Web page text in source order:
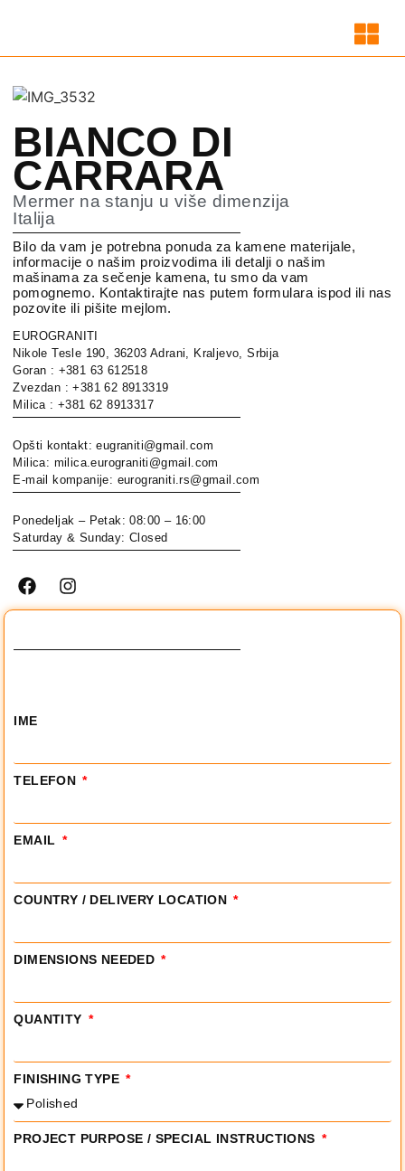
BIANCO DI
CARRARA
Mermer na stanju u više dimenzija
Italija
Bilo da vam je potrebna ponuda za kamene materijale,
informacije o našim proizvodima ili detalji o našim
mašinama za sečenje kamena, tu smo da vam
pomognemo. Kontaktirajte nas putem formulara ispod ili nas
pozovite ili pišite mejlom.
EUROGRANITI
Nikole Tesle 190, 36203 Adrani, Kraljevo, Srbija
Goran : +381 63 612518
Zvezdan : +381 62 8913319
Milica : +381 62 8913317
Opšti kontakt: eugraniti@gmail.com
Milica: milica.eurograniti@gmail.com
E-mail kompanije: eurograniti.rs@gmail.com
Ponedeljak – Petak: 08:00 – 16:00
Saturday & Sunday: Closed
IME
TELEFON
EMAIL
COUNTRY / DELIVERY LOCATION
DIMENSIONS NEEDED
QUANTITY
FINISHING TYPE
PROJECT PURPOSE / SPECIAL INSTRUCTIONS